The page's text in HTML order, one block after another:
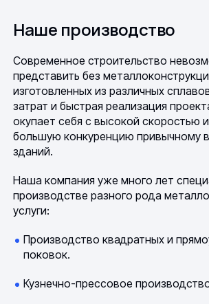
Наше производство
Современное строительство
представить без
изготовленных из различных
затрат и быстрая реализация
окупает себя с высокой скоростью
большую конкуренцию привычному
зданий.
Наша компания уже много лет
производстве разного рода
услуги:
Производство квадратных и
поковок.
Кузнечно-прессовое